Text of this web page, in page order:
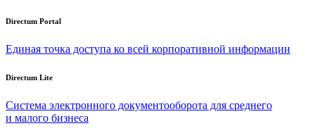
Directum Portal
Единая точка доступа ко всей корпоративной информации
Directum Lite
Система электронного документооборота для среднего
и малого бизнеса